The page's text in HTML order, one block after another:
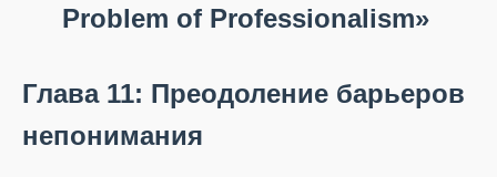
Problem of Professionalism»
Глава 11: Преодоление барьеров
непонимания